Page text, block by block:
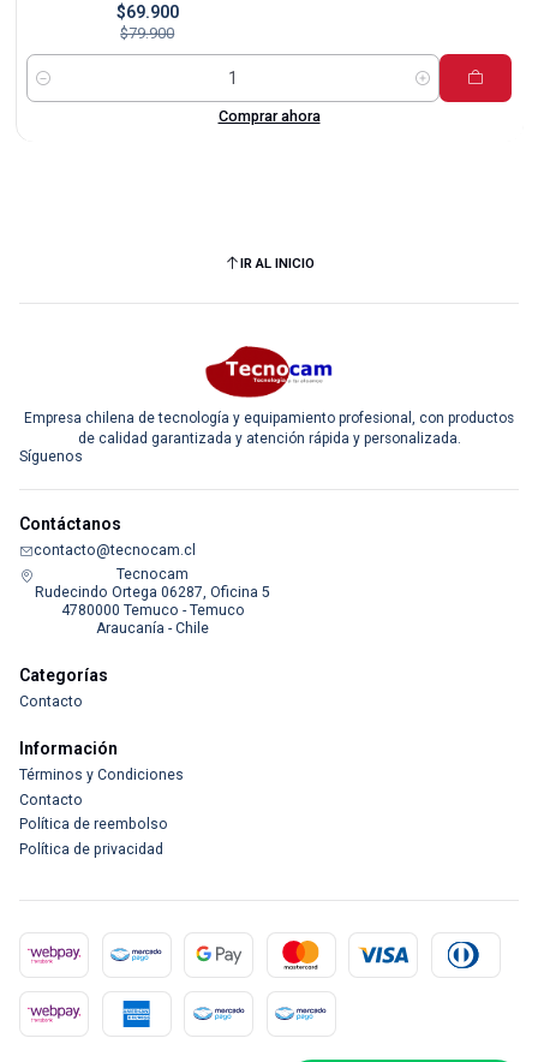
$69.900
$79.900
Cantidad
Comprar ahora
IR AL INICIO
Empresa chilena de tecnología y equipamiento profesional, con productos
de calidad garantizada y atención rápida y personalizada.
Síguenos
Contáctanos
contacto@tecnocam.cl
Tecnocam
Rudecindo Ortega 06287, Oficina 5
4780000 Temuco - Temuco
Araucanía - Chile
Categorías
Contacto
Información
Términos y Condiciones
Contacto
Política de reembolso
Política de privacidad